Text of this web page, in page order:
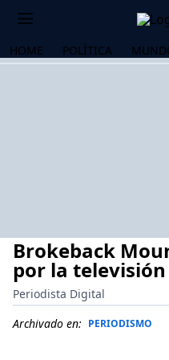
HOME POLÍTICA
Brokeback
por la
Periodista Digital
Archivado en: PERIODISMO